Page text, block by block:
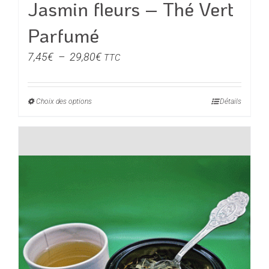
Jasmin fleurs – Thé Vert
Parfumé
7,45€ – 29,80€Plage
prix :
TTC
Choix des optionsCe
plusieurs
peuvent
être
choisies
sur
Détails